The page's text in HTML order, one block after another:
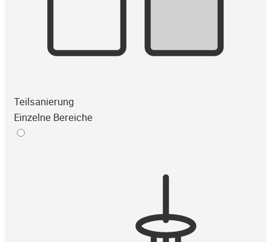
Teilsanierung
Einzelne Bereiche